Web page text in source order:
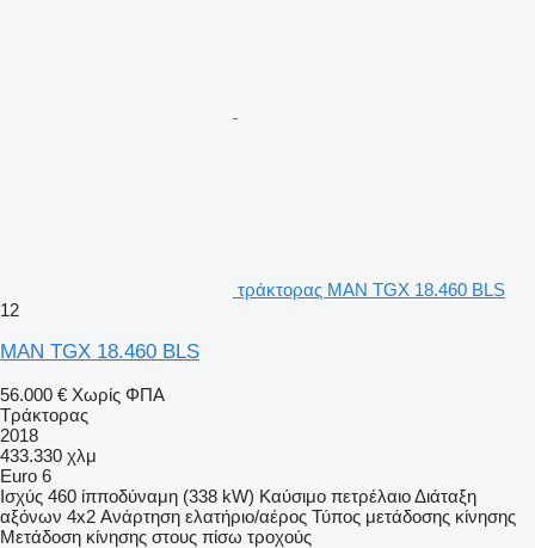
τράκτορας MAN TGX 18.460 BLS
12
MAN TGX 18.460 BLS
56.000 € Χωρίς ΦΠΑ
Τράκτορας
2018
433.330 χλμ
Euro 6
Ισχύς 460 ίπποδύναμη (338 kW) Καύσιμο πετρέλαιοΔιάταξη
αξόνων 4x2 Ανάρτηση ελατήριο/αέρος Τύπος μετάδοσης κίνησης
Μετάδοση κίνησης στους πίσω τροχούς